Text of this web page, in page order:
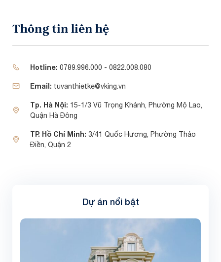
Thông tin liên hệ
Hotline: 0789.996.000 - 0822.008.080
Email: tuvanthietke@vking.vn
Tp. Hà Nội: 15-1/3 Vũ Trọng Khánh, Phường Mộ Lao,
Quận Hà Đông
TP. Hồ Chí Minh: 3/41 Quốc Hương, Phường Thảo
Điền, Quận 2
Dự án nổi bật